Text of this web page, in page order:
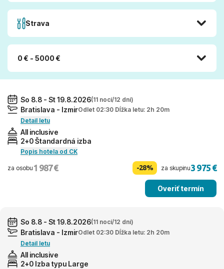
Strava
0 € - 5000 €
So 8.8 - St 19.8.2026(11 nocí/12 dní)
Bratislava - IzmirOdlet 02:30 Dĺžka letu: 2h 20m
Detail letu
All inclusive
2+0 Štandardná izba
Popis hotela od CK
za osobu 1 987 € -28% za skupinu3 975 €
Overiť termín
So 8.8 - St 19.8.2026(11 nocí/12 dní)
Bratislava - IzmirOdlet 02:30 Dĺžka letu: 2h 20m
Detail letu
All inclusive
2+0 Izba typu Large